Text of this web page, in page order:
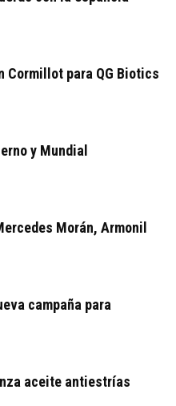
Cormillot para QG Biotics
y Mundial
Morán, Armonil
campaña para
aceite antiestrías